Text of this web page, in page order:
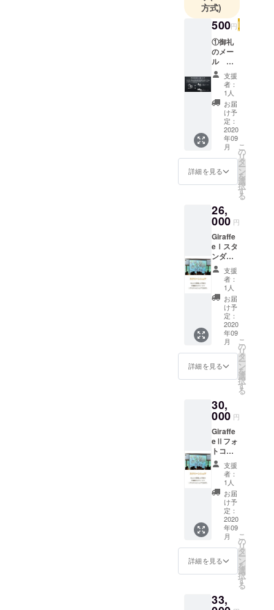
方式)
500円
①御礼
のメー
ル ②
支援者
様の応
援メッ
セージ
Giraffe
eを使用
される
新郎新
婦様へ
メール
にてお
届け ※
Giraffe
e商品は
新型コ
ロナの
影響で
苦しむ
新郎新
婦様へ
の応援
として
のプル
ジェク
トで
す。ご
賛同頂
ける方
はワン
お願い
致しま
す。
支援
者：
1人
お届
け予
定：
2020
年09
月
詳細を見る
こ
の
リ
タ
ー
ン
を
選
択
す
る
26,
000 円
Giraffe
eⅠスタ
ンダー
ドタイ
プ（写
真投稿
機能＋
写真
データ
全渡
し） ご
支援頂
く際に
必ず
メール
アドレ
入下さ
い。
支援
者：
1人
お届
け予
定：
2020
年09
月
詳細を見る
こ
の
リ
タ
ー
ン
を
選
択
す
る
30,
000 円
Giraffe
eⅡフォ
トコン
テスト
タイプ
（写真
投稿機
能＋
フォト
コンテ
スト機
能＋写
真デー
タ全渡
し） ご
支援頂
必ず
メール
支援
者：
1人
お届
け予
定：
2020
年09
月
詳細を見る
こ
の
リ
タ
ー
ン
を
選
択
す
る
33,